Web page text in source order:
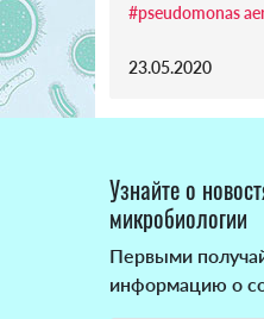
#pseudomonas
23.05.2020
Узнайте о
микробиологии
Первыми
информацию о